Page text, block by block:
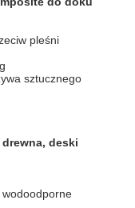
pleśni
sztucznego
deski